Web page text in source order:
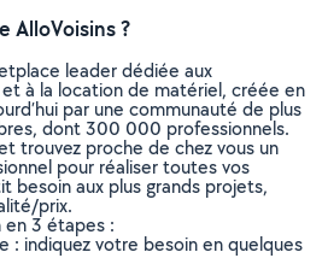
AlloVoisins ?
leader dédiée aux
à la location de matériel, créée en
par une communauté de plus
dont 300 000 professionnels.
trouvez proche de chez vous un
pour réaliser toutes vos
besoin aux plus grands projets,
prix.
en 3 étapes :
: indiquez votre besoin en quelques